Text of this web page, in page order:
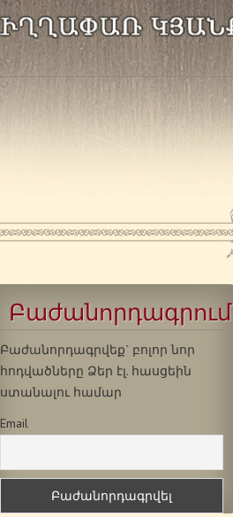
Բաժանորդագրում
Բաժանորդագրվեք` բոլոր նոր
հոդվածները Ձեր էլ. հասցեին
ստանալու համար
Email